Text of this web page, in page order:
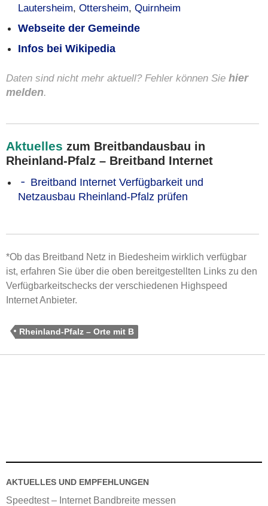
Lautersheim, Ottersheim, Quirnheim
Webseite der Gemeinde
Infos bei Wikipedia
Daten sind nicht mehr aktuell? Fehler können Sie hier
melden.
Aktuelles zum Breitbandausbau in
Rheinland-Pfalz – Breitband Internet
Breitband Internet Verfügbarkeit und
Netzausbau Rheinland-Pfalz prüfen
*Ob das Breitband Netz in Biedesheim wirklich verfügbar
ist, erfahren Sie über die oben bereitgestellten Links zu den
Verfügbarkeitschecks der verschiedenen Highspeed
Internet Anbieter.
Rheinland-Pfalz – Orte mit B
AKTUELLES UND EMPFEHLUNGEN
Speedtest – Internet Bandbreite messen